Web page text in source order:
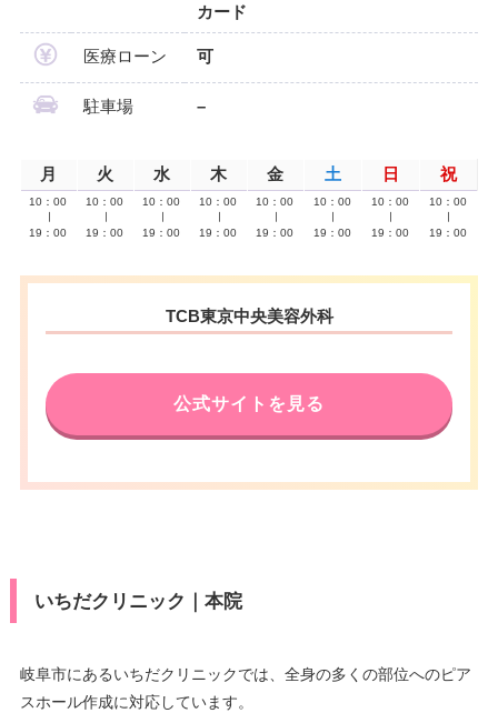
カード
医療ローン 可
駐車場 –
月 火 水 木 金 土 日 祝
10：00
19：00
10：00
19：00
10：00
19：00
10：00
19：00
10：00
19：00
10：00
19：00
10：00
19：00
10：00
19：00
TCB東京中央美容外科
公式サイトを見る
いちだクリニック｜本院
岐阜市にあるいちだクリニックでは、全身の多くの部位へのピア
スホール作成に対応しています。